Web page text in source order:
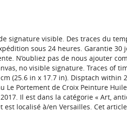
signature visible. Des traces du
sous 24 heures. Garantie 30
N’oubliez pas de nous ajouter
no visible signature. Traces of
(25.6 in x 17.7 in). Disptach within
Le Portement de Croix Peinture
Il est dans la catégorie « Art,
est localisé à/en Versailles. Cet